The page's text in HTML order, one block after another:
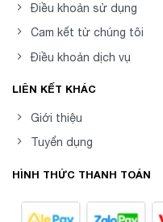
Điều khoản sử dụng
Cam kết từ chúng tôi
Điều khoản dịch vụ
LIÊN KẾT KHÁC
Giới thiệu
Tuyển dụng
HÌNH THỨC THANH TOÁN